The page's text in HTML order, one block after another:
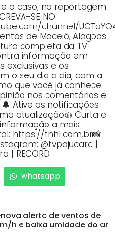
o caso, na reportagem
SE NO
channel/
de Maceió, Alagoas
completa da TV
informação em
exclusivas e os
o seu dia a dia, com a
que você já conhece.
nos comentários e
Ative as notificações
atualização👍 Curta e
a mais
https://tnh1.com.br📸
@tvpajucara |
| RECORD
whatsapp
alerta de ventos de
h e baixa umidade do ar